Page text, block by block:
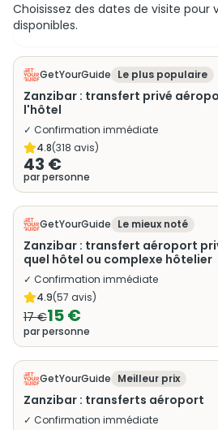
Choisissez des dates de visite pour
disponibles.
GetYourGuide Le plus populaire
Zanzibar : transfert privé
l'hôtel
✓ Confirmation immédiate
4.8(318 avis)
43 €
par personne
GetYourGuide Le mieux noté
Zanzibar : transfert aéroport
quel hôtel ou complexe hôtelier
✓ Confirmation immédiate
4.9(57 avis)
17 €15 €
par personne
GetYourGuide Meilleur prix
Zanzibar : transferts aéroport
✓ Confirmation immédiate